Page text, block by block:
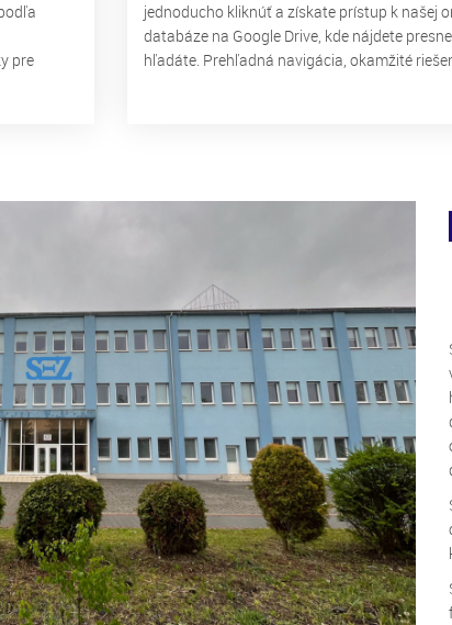
pre
jednoducho kliknúť a získate prístup k našej
databáze na Google Drive, kde nájdete
hľadáte. Prehľadná navigácia, okamžité